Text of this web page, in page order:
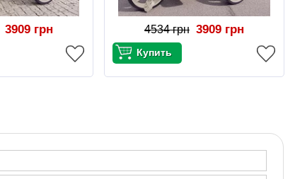
3909 грн 4534 грн 3909 грн